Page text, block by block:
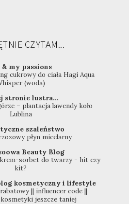
CZYTAM...
& my passions
cukrowy do ciała Hagi Aqua
(woda)
stronie lustra...
– plantacja lawendy koło
Lublina
szaleństwo
płyn micelarny
Beauty Blog
sorbet do twarzy - hit czy
kit?
kosmetyczny i lifestyle
|| influencer code ||
jeszcze taniej